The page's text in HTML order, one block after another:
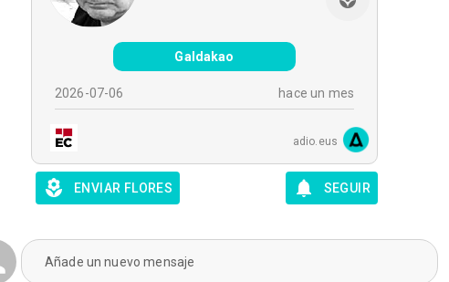
Galdakao
2026-07-06 hace un mes
adio.eus
ENVIAR FLORES SEGUIR
Añade un nuevo mensaje